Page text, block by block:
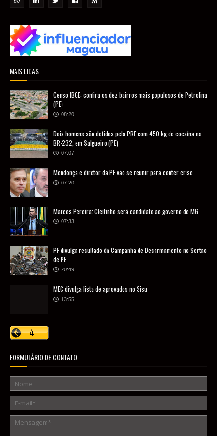
MAIS LIDAS
Censo IBGE: confira os dez bairros mais populosos de Petrolina
(PE)
08:20
Dois homens são detidos pela PRF com 450 kg de cocaína na
BR-232, em Salgueiro (PE)
07:07
Mendonça e diretor da PF vão se reunir para conter crise
07:20
Marcos Pereira: Cleitinho será candidato ao governo de MG
07:33
PF divulga resultado da Campanha de Desarmamento no Sertão
de PE
20:49
MEC divulga lista de aprovados no Sisu
13:55
FORMULÁRIO DE CONTATO